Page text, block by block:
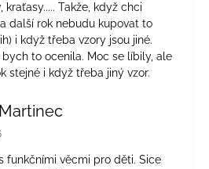
Takže, když chci
další rok nebudu kupovat to
i když třeba vzory jsou jiné.
to ocenila. Moc se líbily, ale
stejné i když třeba jiný vzor.
obchodu je 5 z 5 hvězdiček.
funkčními věcmi pro děti. Sice